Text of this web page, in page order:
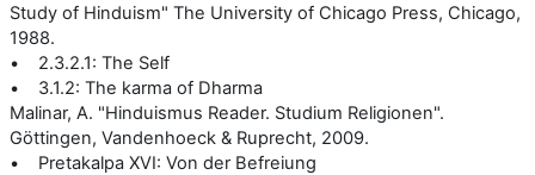
Study of Hinduism" The University of Chicago Press, Chicago,
1988.
• 2.3.2.1: The Self
• 3.1.2: The karma of Dharma
Malinar, A. "Hinduismus Reader. Studium Religionen".
Göttingen, Vandenhoeck & Ruprecht, 2009.
• Pretakalpa XVI: Von der Befreiung